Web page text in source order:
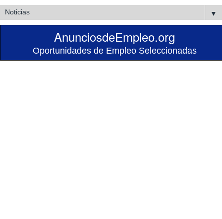
▼
AnunciosdeEmpleo.org
Oportunidades de Empleo Seleccionadas